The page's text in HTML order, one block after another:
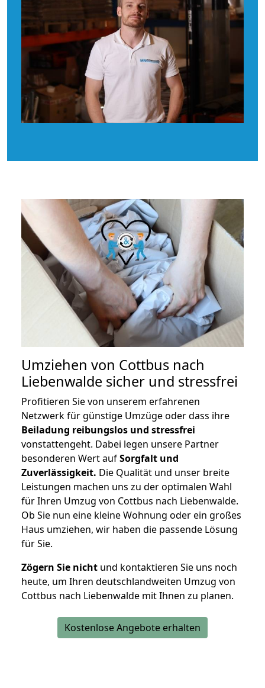
Umziehen von Cottbus nach
Liebenwalde sicher und stressfrei
Profitieren Sie von unserem erfahrenen
Netzwerk für günstige Umzüge oder dass ihre
Beiladung reibungslos und stressfrei
vonstattengeht. Dabei legen unsere Partner
besonderen Wert aufSorgfalt und
Zuverlässigkeit. Die Qualität und unser breite
Leistungen machen uns zu der optimalen Wahl
für Ihren Umzug von Cottbus nach Liebenwalde.
Ob Sie nun eine kleine Wohnung oder ein großes
Haus umziehen, wir haben die passende Lösung
für Sie.
Zögern Sie nicht und kontaktieren Sie uns noch
heute, um Ihren deutschlandweiten Umzug von
Cottbus nach Liebenwalde mit Ihnen zu planen.
Kostenlose Angebote erhalten